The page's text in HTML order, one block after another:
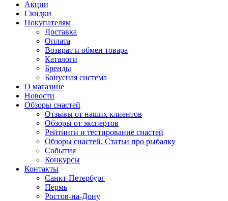
Акции
Скидки
Покупателям
Доставка
Оплата
Возврат и обмен товара
Каталоги
Бренды
Бонусная система
О магазине
Новости
Обзоры снастей
Отзывы от наших клиентов
Обзоры от экспертов
Рейтинги и тестирование снастей
Обзоры снастей. Статьи про рыбалку
События
Конкурсы
Контакты
Санкт-Петербург
Пермь
Ростов-на-Дону